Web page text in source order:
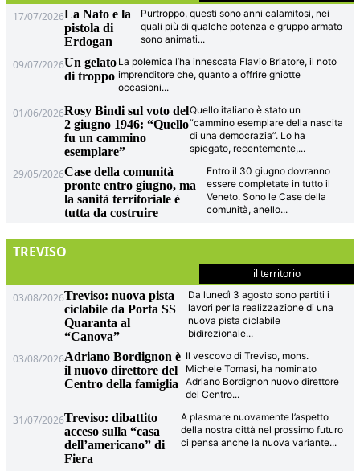
17/07/2026La Nato e la
pistola di
Erdogan
Purtroppo, questi sono anni calamitosi, nei
quali più di qualche potenza e gruppo armato
sono animati...
09/07/2026Un gelato
di troppo
La polemica l’ha innescata Flavio Briatore, il noto
imprenditore che, quanto a offrire ghiotte
occasioni...
01/06/2026Rosy Bindi sul voto del
2 giugno 1946: “Quello
fu un cammino
esemplare”
Quello italiano è stato un
“cammino esemplare della nascita
di una democrazia”. Lo ha
spiegato, recentemente,...
29/05/2026Case della comunità
pronte entro giugno, ma
la sanità territoriale è
tutta da costruire
Entro il 30 giugno dovranno
essere completate in tutto il
Veneto. Sono le Case della
comunità, anello...
TREVISO
il territorio
03/08/2026Treviso: nuova pista
ciclabile da Porta SS
Quaranta al
“Canova”
Da lunedì 3 agosto sono partiti i
lavori per la realizzazione di una
nuova pista ciclabile
bidirezionale...
03/08/2026Adriano Bordignon è
il nuovo direttore del
Centro della famiglia
Il vescovo di Treviso, mons.
Michele Tomasi, ha nominato
Adriano Bordignon nuovo direttore
del Centro...
31/07/2026Treviso: dibattito
acceso sulla “casa
dell’americano” di
Fiera
A plasmare nuovamente l’aspetto
della nostra città nel prossimo futuro
ci pensa anche la nuova variante...